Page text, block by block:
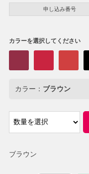
申し込み番号
ブラウン
カラーを選択してください
カラー： ブラウン